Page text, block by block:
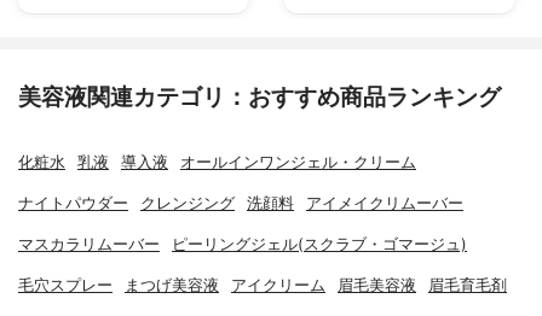
美容液関連カテゴリ：おすすめ商品ランキング
化粧水 乳液 導入液 オールインワンジェル・クリーム
ナイトパウダー クレンジング 洗顔料 アイメイクリムーバー
マスカラリムーバー ピーリングジェル(スクラブ・ゴマージュ)
毛穴スプレー まつげ美容液 アイクリーム 眉毛美容液 眉毛育毛剤